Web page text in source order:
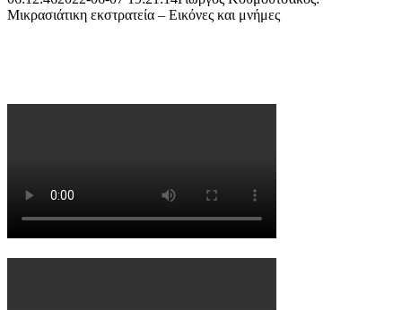
Μικρασιάτικη εκστρατεία – Εικόνες και μνήμες